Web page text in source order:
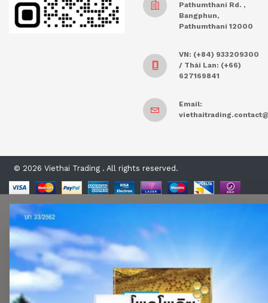
Pathumthani Rd. ,
Bangphun,
Pathumthani 12000
VN: (+84) 933209300
/ Thái Lan: (+66)
627169841
Email:
© 2026 Viethai Trading . All rights reserved.